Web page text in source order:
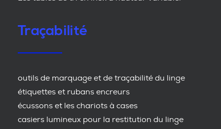
Traçabilité
outils de marquage et de traçabilité du linge
étiquettes et rubans encreurs
écussons et les chariots à cases
casiers lumineux pour la restitution du linge